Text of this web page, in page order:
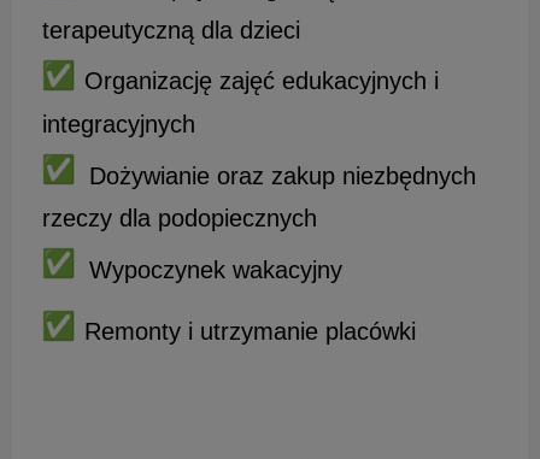
terapeutyczną dla dzieci
Organizację zajęć edukacyjnych i
integracyjnych
Dożywianie oraz zakup niezbędnych
rzeczy dla podopiecznych
Wypoczynek wakacyjny
Remonty i utrzymanie placówki